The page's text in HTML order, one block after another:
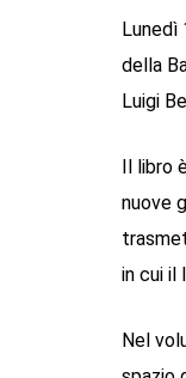
Lunedì
della
Luigi
Il
nuove
in cui il
Nel